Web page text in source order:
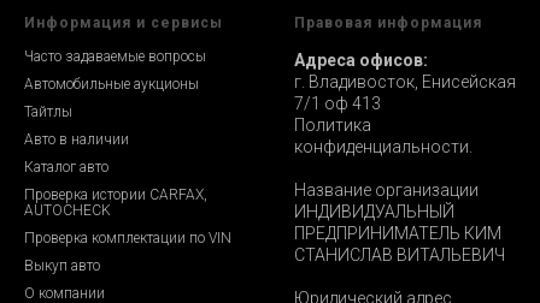
Информация и сервисы
Часто задаваемые вопросы
Автомобильные аукционы
Тайтлы
Авто в наличии
Каталог авто
Проверка истории CARFAX,
AUTOCHECK
Проверка комплектации по VIN
Выкуп авто
О компании
Правовая информация
Адреса офисов:
г. Владивосток, Енисейская
7/1 оф 413
Политика
конфиденциальности.
Название организации
ИНДИВИДУАЛЬНЫЙ
ПРЕДПРИНИМАТЕЛЬ КИМ
СТАНИСЛАВ ВИТАЛЬЕВИЧ
Юридический адрес